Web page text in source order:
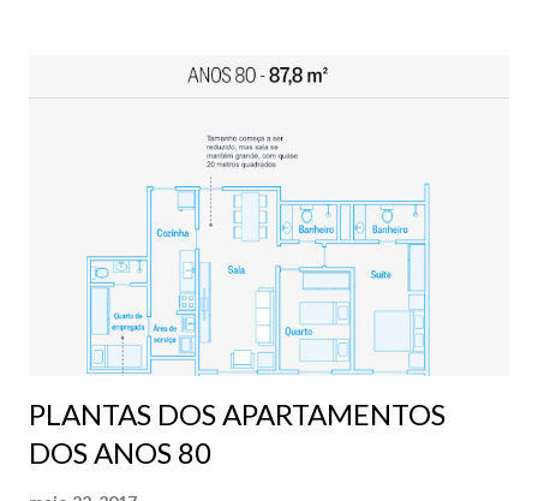
PLANTAS DOS APARTAMENTOS
DOS ANOS 80